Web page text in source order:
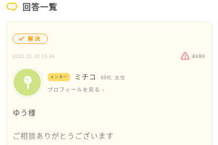
回答一覧
解決
2023.11.10 15:46 違反報告
メンター ミチコ 60代 女性
プロフィールを見る
ゆう様
ご相談ありがとうございます